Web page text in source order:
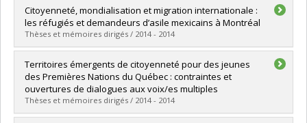
Graduate :Naud, Daniel
Cycle :Doctoral
Grade :Ph. D.
Lien vers le document dans Papyrus
Citoyenneté, mondialisation et migration internationale :
les réfugiés et demandeurs d’asile mexicains à Montréal
Thèses et mémoires dirigés / 2014 - 2014
Graduate :Lapalme, Annie
Cycle :Master's
Grade :M. Sc.
Lien vers le document dans Papyrus
Territoires émergents de citoyenneté pour des jeunes
des Premières Nations du Québec : contraintes et
ouvertures de dialogues aux voix/es multiples
Thèses et mémoires dirigés / 2014 - 2014